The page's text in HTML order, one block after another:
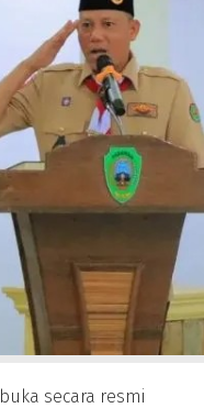
secara resmi